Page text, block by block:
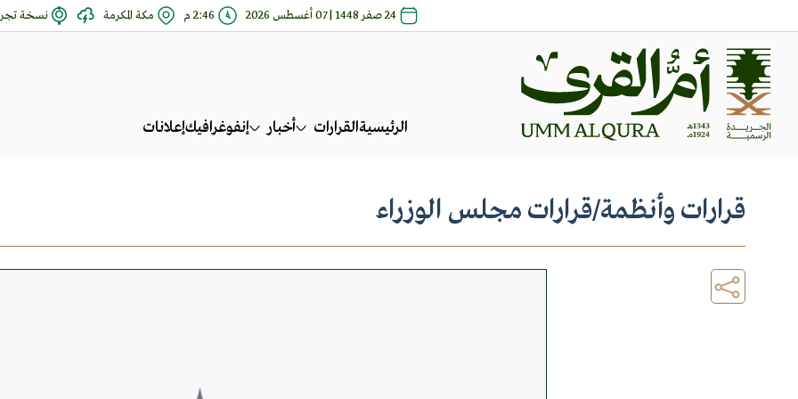
24 صفر 1448 | 07 أغسطس 2026 2:46 م مكة المكرمة نسخة
الرئيسيةالقرارات أخبار إنفوغرافيكإعلانات
قرارات وأنظمة/قرارات مجلس الوزراء